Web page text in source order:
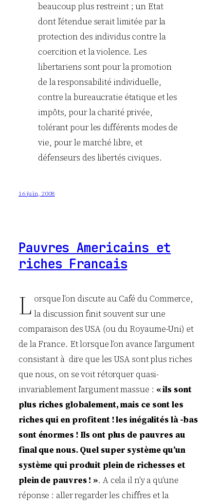
beaucoup plus restreint ; un Etat
dont l’étendue serait limitée par la
protection des individus contre la
coercition et la violence. Les
libertariens sont pour la promotion
de la responsabilité individuelle,
contre la bureaucratie étatique et les
impôts, pour la charité privée,
tolérant pour les différents modes de
vie, pour le marché libre, et
défenseurs des libertés civiques.
16 juin, 2008
Pauvres Americains et
riches Francais
L orsque l’on discute au Café du Commerce,
la discussion finit souvent sur une
comparaison des USA (ou du Royaume-Uni) et
de la France. Et lorsque l’on avance l’argument
consistant à dire que les USA sont plus riches
que nous, on se voit rétorquer quasi-
invariablement l’argument massue : « ils sont
plus riches globalement, mais ce sont les
riches qui en profitent ! les inégalités là -bas
sont énormes ! Ils ont plus de pauvres au
final que nous. Quel super système qu’un
système qui produit plein de richesses et
plein de pauvres ! ». A cela il n’y a qu’une
réponse : aller regarder les chiffres et la